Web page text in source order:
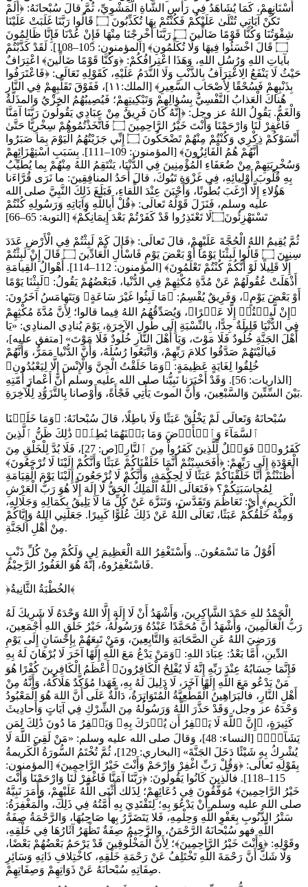
أَسْنَانِهِمْ، كَمَا يُشَاهَدُ فِي رَأْسِ الشَّاةِ الْمَشْوِيِّ، ثُمَّ قالَ سُبْحانَهُ: ﴿أَلَمْ
تَكُنْ آيَاتِي تُتْلَىٰ عَلَيْكُمْ فَكُنْتُمْ بِهَا تُكَذِّبُونَ ۝ قَالُوا رَبَّنَا غَلَبَتْ عَلَيْنَا
شِقْوَتُنَا وَكُنَّا قَوْمًا ضَالِّينَ ۝ رَبَّنَا أَخْرِجْنَا مِنْهَا فَإِنْ عُدْنَا فَإِنَّا ظَالِمُونَ
۝ قَالَ اخْسَئُوا فِيهَا وَلَا تُكَلِّمُونِ﴾ [المؤمنون: 105–108]. لَقَدْ كَذَّبْتُمْ
بآياتِ اللهِ وَرُسُلِ اللهِ، وَهَذَا اعْتِرافُكُمْ: ﴿وَكُنَّا قَوْمًا ضَالِّينَ﴾ اعْتِرَافٌ
حَيْثُ لَا يَنْفَعُ الِاعْتِرَافُ بِالذَّنْبِ وَلَا النَّدَمُ عَلَيْهِ، كَقَوْلِهِ تَعَالَى: ﴿فَاعْتَرَفُوا
بِذَنْبِهِمْ فَسُحْقًا لِأَصْحَابِ السَّعِيرِ﴾ [الملك:١١]، فَفَوْقَ تَقَلُّبِهِمْ فِي النَّارِ
هُناكَ الْعَذابُ النَّفْسِيُّ بِسُؤالِهِمْ وَتَبْكِيتِهِمْ؛ فَيُصِيبُهُمُ الخِزْيُ وَالمذَلَّةُ
وَالْغَمُّ. يَقُولُ اللهُ عز وجل: ﴿إِنَّهُ كَانَ فَرِيقٌ مِنْ عِبَادِي يَقُولُونَ رَبَّنَا آمَنَّا
فَاغْفِرْ لَنَا وَارْحَمْنَا وَأَنْتَ خَيْرُ الرَّاحِمِينَ ۝ فَاتَّخَذْتُمُوهُمْ سِخْرِيًّا حَتَّىٰ
أَنْسَوْكُمْ ذِكْرِي وَكُنْتُمْ مِنْهُمْ تَضْحَكُونَ ۝ إِنِّي جَزَيْتُهُمُ الْيَوْمَ بِمَا صَبَرُوا
أَنَّهُمْ هُمُ الْفَائِزُونَ﴾ [المؤمنون: 109–111]. بِسَبَبِ اسْتِهْزَائِهِمْ
وَسُخْرِيَتِهِمْ مِنْ ضُعَفَاءِ الْمُؤْمِنِينَ فِي الدُّنْيَا، يَنْتَقِمُ اللهُ مِنْهُمْ بِما يُطَيِّبُ
بِهِ قُلُوبَ أَوْلِيائِهِ، فِي غَزْوَةِ تَبُوكَ، قالَ أَحَدُ المنافِقِينَ: ما نَرَى قُرَّاءَنا
هَؤُلاءِ إِلَّا أَرْغَبَ بُطُونًا، وَأَجْبَنَ عِنْدَ اللِّقاءِ، فَبَلَغَ ذَلِكَ النَّبِيَّ صلى الله
عليه وسلم، فَنَزَلَ قَوْلُهُ تَعالَى: ﴿قُلْ أَبِاللَّهِ وَآيَاتِهِ وَرَسُولِهِ كُنْتُمْ
تَسْتَهْزِئُونَ۝لَا تَعْتَذِرُوا قَدْ كَفَرْتُمْ بَعْدَ إِيمَانِكُمْ﴾ [التوبة: 65–66]
ثُمَّ يُقِيمُ اللهُ الْحُجَّةَ عَلَيْهِمْ، قالَ تَعالَى: ﴿قَالَ كَمْ لَبِثْتُمْ فِي الْأَرْضِ عَدَدَ
سِنِينَ ۝ قَالُوا لَبِثْنَا يَوْمًا أَوْ بَعْضَ يَوْمٍ فَاسْأَلِ الْعَادِّينَ ۝ قَالَ إِنْ لَبِثْتُمْ
إِلَّا قَلِيلًا لَوْ أَنَّكُمْ كُنْتُمْ تَعْلَمُونَ﴾ [المؤمنون: 112–114]. أَهْوالُ الْقِيامَةِ
أَذْهَلَتْ عُقُولَهُمْ عَنْ مُدَّةِ مُكْثِهِمْ فِي الدُّنْيا، فَبَعْضُهُمْ يَقُولُ: ﴿لَبِثْنَا يَوْمًا
أَوْ بَعْضَ يَوْمٍ﴾، وَفَرِيقٌ يُقْسِمُ: ﴿مَا لَبِثُوا غَيْرَ سَاعَةٍ﴾ وَيَتَهامَسُ آخَرُونَ:
﴿إِنْ لَّبِثۡتُمۡ إِلَّا ‌عَشۡرًا﴾، وَيُصَدِّقُهُمُ اللهُ فِيما قالوا؛ لِأَنَّ مُدَّةَ مُكْثِهِمْ
فِي الدُّنْيَا قَلِيلَةٌ جِدًّا، بِالنِّسْبَةِ إِلَى طُولِ الآخِرَةِ، يَوْمَ يُنادِي المنادِي: «يَا
أَهْلَ الجَنَّةِ ‌خُلُودٌ فَلَا مَوْتَ، وَيَا أَهْلَ النَّارِ ‌خُلُودٌ فَلَا مَوْتَ» [متفق عليه]،
فَيالَيْتَهُمْ صَدَّقُوا كلامَ رَبِّهِمْ، وَاتَّبَعُوا رُسُلَهُ، وَأَنَّ الدُّنْيا مَمَرٌّ، وَأَنَّهُمْ
خُلِقُوا لِغَايَةٍ عَظِيمَةٍ: ﴿وَمَا خَلَقْتُ الْجِنَّ وَالْإِنْسَ إِلَّا لِيَعْبُدُونِ﴾
[الذاريات: 56]. وَقَدْ أَخْبَرَنا نَبِيُّنا صلى الله عليه وسلم أَنَّ أَعْمارَ أُمّتِهِ
بَيْنَ السِّتِّينَ وَالسَّبْعِينَ، وَأَنَّ الموتَ يَأْتِي فَجْأَةً، وَأَوْصانا بِالتَّزَوُّدِ لِلْآخِرَةِ.
سُبْحانَهُ وَتَعالَى لَمْ يَخْلُقْ عَبَثًا وَلَا باطِلًا، قالَ سُبْحانَهُ: ﴿وَمَا خَلَقۡنَا
ٱلسَّمَآءَ وَٱلۡأَرۡضَ وَمَا بَيۡنَهُمَا ‌بَٰطِلًاۚ ذَٰلِكَ ظَنُّ ٱلَّذِينَ
كَفَرُواْۚ فَوَيۡلٌ لِّلَّذِينَ كَفَرُواْ مِنَ ٱلنَّارِ﴾[ص: 27]، فَلَا بُدَّ لِلْخَلْقِ مِنَ
الْعَوْدَةِ إِلَى رَبِّهِمْ: ﴿أَفَحَسِبْتُمْ أَنَّمَا خَلَقْنَاكُمْ عَبَثًا وَأَنَّكُمْ إِلَيْنَا لَا تُرْجَعُونَ﴾
أَظْنَنْتُمْ أَنَّا خَلَقْنَاكُمْ عَبَثًا لَا لِحِكْمَةٍ، وَأَنَّكُمْ لَا تُرْجَعُونَ إِلَيْنَا يَوْمَ الْقِيَامَةِ
لِمُحاسَبَتِكُمْ؟ ﴿فَتَعَالَى اللَّهُ الْمَلِكُ الْحَقُّ لَا إِلَهَ إِلَّا هُوَ رَبُّ الْعَرْشِ
الْكَرِيمِ﴾ أَيْ: تَعَاظَمَ وَتَقَدَّسَ، وَتَنَزَّهَ عَنْ كُلِّ مَا لَا يَلِيقُ بِكَمَالِهِ وَجَلَالِهِ،
وَمِنْهُ خَلْقُكُمْ عَبَثًا، تَعَالَى اللَّهُ عَنْ ذَلِكَ عُلُوًّا كَبِيرًا. جَعَلَنِي اللهُ وَإِيَّاكُمْ
مِنْ أَهْلِ الجَنَّةِ.
أَقُوْلُ مَا تَسْمَعُونَ.. وَأَسْتَغْفِرُ اللهَ الْعَظِيمَ لِي وَلَكُمْ مِنْ كُلِّ ذَنْبٍ
فَاسْتَغْفِرُوهُ، إنَّهُ هُوَ الغَفُورُ الرَّحِيْمُ.
﴿الخُطْبَةُ الثَّانِيةُ﴾
الْحَمْدُ للهِ حَمْدَ الشَّاكِرِينَ، وَأَشْهَدُ أَنْ لَا إِلَهَ إِلَّا اللهُ وَحْدَهُ لَا شَرِيكَ لَهُ
رَبُّ الْعَالَمِينَ، وَأَشْهَدُ أَنَّ مُحَمَّدًا عَبْدُهُ وَرَسُولُهُ، خَيْرُ خَلْقِ اللهِ أَجْمَعِينَ،
وَرَضِيَ اللهُ عَنِ الصَّحَابَةِ وَالتَّابِعِينَ، وَمَنْ تَبِعَهُمْ بِإِحْسَانٍ إِلَى يَوْمِ
الدِّينِ، أَمَّا بَعْدُ: عِبَادَ اللهِ: ﴿وَمَنْ يَدْعُ مَعَ اللَّهِ إِلَهًا آخَرَ لَا بُرْهَانَ لَهُ بِهِ
فَإِنَّمَا حِسَابُهُ عِنْدَ رَبِّهِ إِنَّهُ لَا يُفْلِحُ الْكَافِرُونَ﴾ أَعْظَمُ الْكَافِرِينَ كُفْرًا هُوَ
مَنْ يَدْعُو مَعَ اللَّهِ إِلَهًا آخَرَ، لَا دَلِيلَ لَهُ بِهِ، فَهَذا مُؤَكَّدٌ هَلَاكُهُ، وَأَنَّهُ مِنْ
أَهْلِ النَّارِ، فالْبَرَاهِينُ الْقَطْعِيَّةُ الْمُتَوَاتِرَةُ، دَالَّةٌ عَلَى أَنَّ اللهَ هُوَ الْمَعْبُودُ
وَحْدَهُ عز وجل، وَقَدْ حَذَّرَ اللَّهُ وَرَسُولُهُ مِنَ الشِّرْكِ فِي آيَاتٍ وَأَحادِيثَ
كَثِيرَةٍ، ﴿إِنَّ ٱللَّهَ لَا يَغۡفِرُ ‌أَن ‌يُشۡرَكَ ‌بِهِۦ وَيَغۡفِرُ مَا دُونَ ذَٰلِكَ لِمَن
يَشَآءُۚ﴾ [النساء: 48]، وَقالَ صلى الله عليه وسلم: «مَنْ ‌لَقِيَ ‌اللَّهَ لَا
يُشْرِكُ بِهِ شَيْئًا دَخَلَ الجَنَّةَ» [البخاري: 129]، ثُمَّ تُخْتَمُ السُّورَةُ الْكَريمةُ
بِقَوْلِهِ تَعالَى: ﴿وَقُلْ رَبِّ اغْفِرْ وَارْحَمْ وَأَنْتَ خَيْرُ الرَّاحِمِينَ﴾ [المؤمنون:
115–118]. فالَّذِينَ كَانُوا يَقُولُونَ: ﴿رَبَّنَا آمَنَّا فَاغْفِرْ لَنَا وَارْحَمْنَا وَأَنْتَ
خَيْرُ الرَّاحِمِينَ﴾ مُوَفَّقُونَ فِي دُعَائِهِمْ؛ لِذَلك أَثْنَى اللَّهُ عَلَيْهِمْ، وَأَمَرَ نَبِيَّهُ
صلى الله عليه وسلم أَنْ يَدْعُوَ بِهِ؛ لِتَقْتَدِيَ بِهِ أُمَّتُهُ فِي ذَلِكَ، والْمَغْفِرَةُ:
سَتْرُ الذُّنُوبِ بِعَفْوِ اللَّهِ وَحِلْمِهِ، فَلا يَتَضَرَّرُ بِها صَاحِبُهَا، وَالرَّحْمَةُ صِفَةُ
اللَّهِ فهو سُبْحانَهُ الرَّحْمَنُ، والرَّحِيمُ صِفَةٌ تَظْهَرُ آثَارُهَا فِي خَلْقِهِ،
وقَوْلِهِ: ﴿وَأَنْتَ خَيْرُ الرَّاحِمِينَ﴾؛ لِأَنَّ الْمَخْلُوقِينَ قَدْ يَرْحَمُ بَعْضُهُمْ بَعْضًا،
وَلَا شَكَّ أَنَّ رَحْمَةَ اللَّهِ تَخْتَلِفُ عَنْ رَحْمَةِ خَلْقِهِ، كاخْتِلافِ ذَاتِهِ وَسَائِرِ
صِفَاتِهِ سُبْحانَهُ عَنْ ذَوَاتِهِمْ وَصِفَاتِهِمْ.